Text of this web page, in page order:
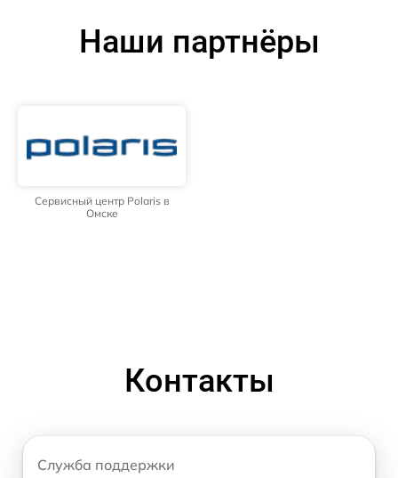
Наши партнёры
Сервисный центр Polaris в
Омске
Контакты
Служба поддержки